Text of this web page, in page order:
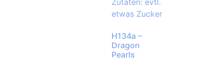
H134a –
Dragon
Pearls